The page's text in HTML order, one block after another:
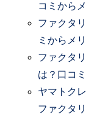
コミから
ファクタ
ミからメ
ファクタ
は？口コ
ヤマトク
ファクタ